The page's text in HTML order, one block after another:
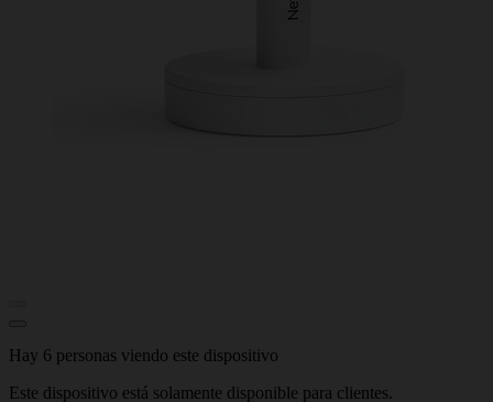
Hay 6 personas viendo este dispositivo
Este dispositivo está solamente disponible para clientes.